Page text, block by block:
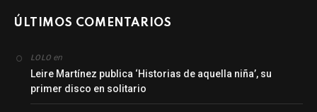
ÚLTIMOS COMENTARIOS
LOLO en
Leire Martínez publica ‘Historias de aquella niña’, su
primer disco en solitario